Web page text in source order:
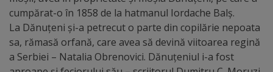
turistic
Obiective
turistice
cumpărat-o în 1858 de la hatmanul Iordache Balș.
La Dănuțeni și-a petrecut o parte din copilărie nepoata
sa, rămasă orfană, care avea să devină viitoarea regină
a Serbiei – Natalia Obrenovici. Dănuțeniul i-a fost